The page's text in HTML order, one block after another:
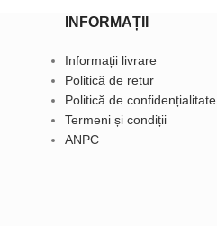
INFORMAȚII
Informații livrare
Politică de retur
Politică de confidențialitate
Termeni și condiții
ANPC